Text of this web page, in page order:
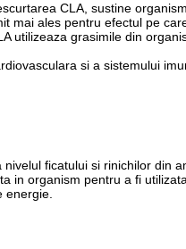
CLA, sustine
mai ales pentru efectul pe
utilizeaza grasimile din
si a sistemului
ficatului si rinichilor din
in organism pentru a fi
energie.